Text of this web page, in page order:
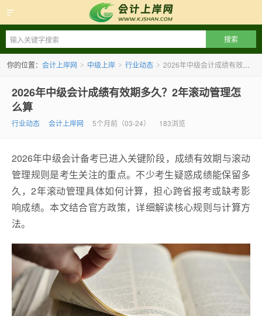
会计上岸网
你的位置： 会计上岸网 > 中级上岸 > 行业动态 > 2026年中级会计成绩有效期多久？2年滚动管理怎么算
2026年中级会计成绩有效期多久？2年滚动管理怎
么算
行业动态 会计上岸网 5个月前（03-24） 183浏览
2026年中级会计备考已进入关键阶段，成绩有效期与滚动
管理规则是考生关注的重点。不少考生疑惑成绩能保留多
久，2年滚动管理具体如何计算，担心跨省报考或缺考影
响成绩。本文结合官方政策，详细解读核心规则与计算方
法。